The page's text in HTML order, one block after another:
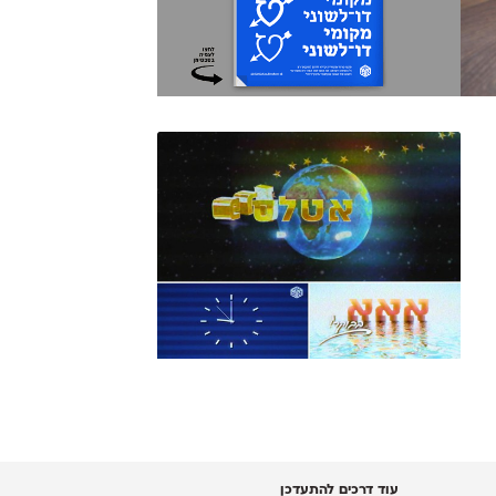
עוד דרכים להתעדכן